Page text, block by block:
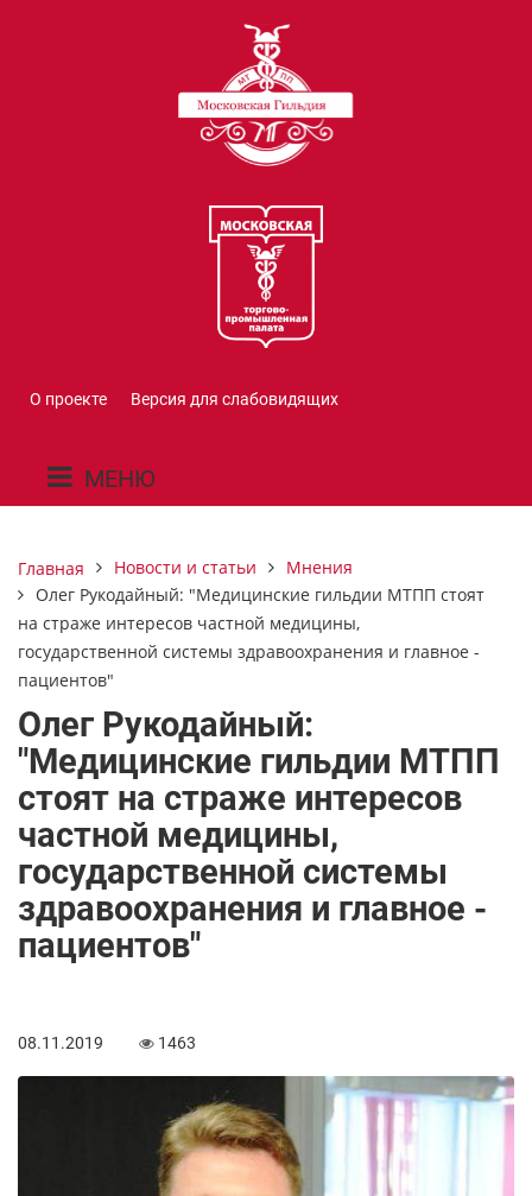
О проекте Версия для слабовидящих
МЕНЮ
Главная Новости и статьи
Мнения
Олег Рукодайный: "Медицинские гильдии МТПП стоят
на страже интересов частной медицины,
государственной системы здравоохранения и главное -
пациентов"
Олег Рукодайный:
"Медицинские гильдии МТПП
стоят на страже интересов
частной медицины,
государственной системы
здравоохранения и главное -
пациентов"
08.11.2019 1463